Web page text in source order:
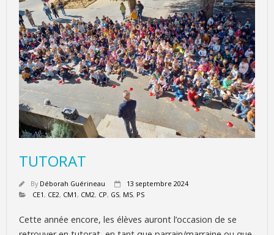
TUTORAT
By Déborah Guérineau
13 septembre 2024
CE1, CE2, CM1, CM2, CP, GS, MS, PS
Cette année encore, les élèves auront l’occasion de se